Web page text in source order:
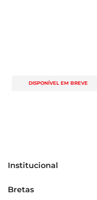
DISPONÍVEL EM BREVE
Institucional
Grupo Cencosud
Bretas